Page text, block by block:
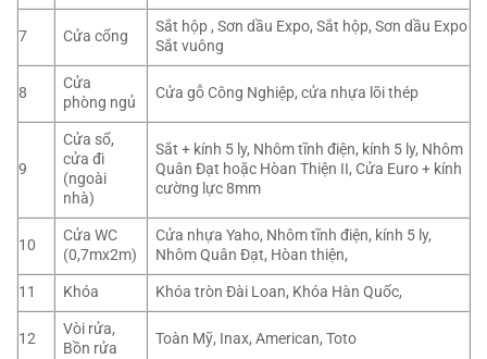
7 Cửa cổng
Sắt hộp , Sơn dầu Expo, Sắt hộp, Sơn dầu Expo
Sắt vuông
8
Cửa
phòng ngủ
Cửa gỗ Công Nghiệp, cửa nhựa lõi thép
9
Cửa sổ,
cửa đi
(ngoài
nhà)
Sắt + kính 5 ly, Nhôm tĩnh điện, kính 5 ly, Nhôm
Quân Đạt hoặc Hòan Thiện II, Cửa Euro + kính
cường lực 8mm
10
Cửa WC
(0,7mx2m)
Cửa nhựa Yaho, Nhôm tĩnh điện, kính 5 ly,
Nhôm Quân Đạt, Hòan thiện,
11
Khóa Khóa tròn Đài Loan, Khóa Hàn Quốc,
12
Vòi rửa,
Bồn rửa
Toàn Mỹ, Inax, American, Toto